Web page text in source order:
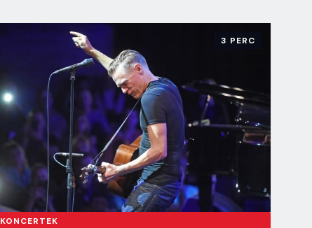
KONCERTEK
3 PERC